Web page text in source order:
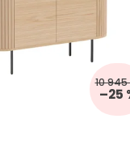
10 945
–25